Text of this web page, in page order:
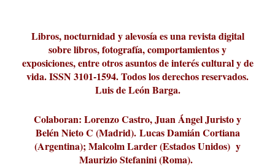
Liber 2026 al Fomento de la Le...
Revista Cultural Turia, númer...
10.000 pasos al día? Lo que d...
paisajística del mar de Sicil...
París
metafísicos de la novela ne...
Libros, nocturnidad y alevosía es una revista digital
sobre libros, fotografía, comportamientos y
exposiciones, entre otros asuntos de interés cultural y de
vida. ISSN 3101-1594. Todos los derechos reservados.
Luis de León Barga.
Colaboran: Lorenzo Castro, Juan Ángel Juristo y
Belén Nieto C (Madrid). Lucas Damián Cortiana
(Argentina); Malcolm Larder (Estados Unidos) y
Maurizio Stefanini (Roma).